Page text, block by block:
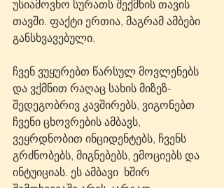
უსიამოვნო სურათს შექმნის თავის
თავში. ფაქტი ერთია, მაგრამ ამბები
განსხვავებული.
ჩვენ ვუყურებთ წარსულ მოვლენებს
და ვქმნით რაღაც სახის მიზეზ-
შედეგობრივ კავშირებს, ვიგონებთ
ჩვენი ცხოვრების ამბავს,
ვეყრდნობით ინციდენტებს, ჩვენს
გრძნობებს, მიგნებებს, ემოციებს და
ინტუიციას. ეს ამბავი  ხშირ